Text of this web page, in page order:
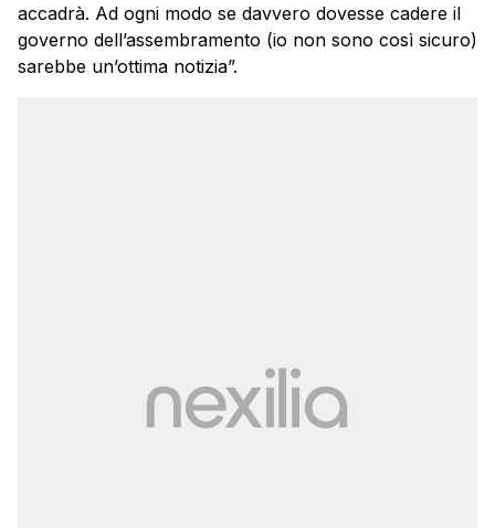
accadrà. Ad ogni modo se davvero dovesse cadere il
governo dell’assembramento (io non sono così sicuro)
sarebbe un’ottima notizia”.